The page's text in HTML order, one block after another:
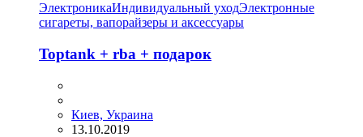
ЭлектроникаИндивидуальный уходЭлектронные
сигареты, вапорайзеры и аксессуары
Toptank + rba + подарок
Киев, Украина
13.10.2019